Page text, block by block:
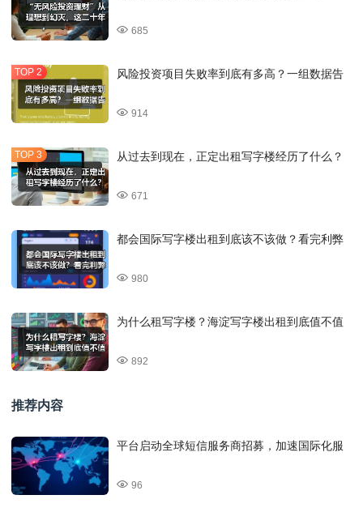
685
风险投资项目失败率到底有多高？一组数据告
914
从过去到现在，正定出租写字楼经历了什么？
671
都会国际写字楼出租到底该不该做？看完利弊
980
为什么租写字楼？海淀写字楼出租到底值不值
892
推荐内容
平台启动全球短信服务商招募，加速国际化服
96